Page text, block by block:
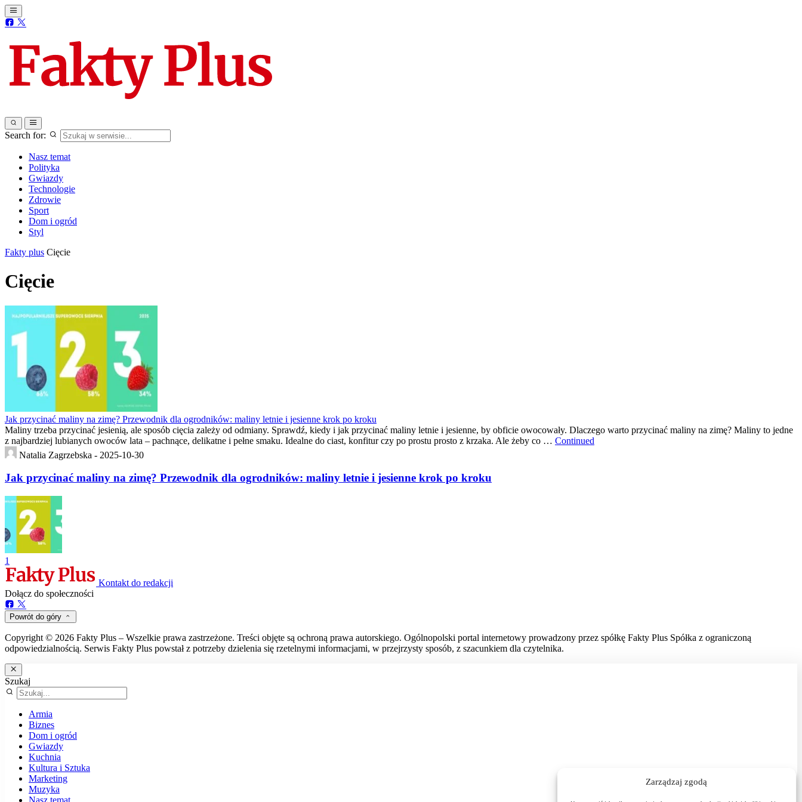
Zarządzaj zgodą
Search for:
Nasz temat
Polityka
Gwiazdy
Technologie
Zdrowie
Sport
Dom i ogród
Styl
Fakty plus Cięcie
Cięcie
Jak przycinać maliny na zimę? Przewodnik dla ogrodników: maliny letnie i jesienne krok po kroku
Maliny trzeba przycinać jesienią, ale sposób cięcia zależy od odmiany. Sprawdź, kiedy i jak przycinać maliny letnie i jesienne, by obficie owocowały. Dlaczego warto przycinać maliny na zimę? Maliny to jedne
z najbardziej lubianych owoców lata – pachnące, delikatne i pełne smaku. Idealne do ciast, konfitur czy po prostu prosto z krzaka. Ale żeby co … Continued
Natalia Zagrzebska - 2025-10-30
Jak przycinać maliny na zimę? Przewodnik dla ogrodników: maliny letnie i jesienne krok po kroku
1
Kontakt do redakcji
Dołącz do społeczności
Powrót do góry
Copyright © 2026 Fakty Plus – Wszelkie prawa zastrzeżone. Treści objęte są ochroną prawa autorskiego. Ogólnopolski portal internetowy prowadzony przez spółkę Fakty Plus Spółka z ograniczoną
odpowiedzialnością. Serwis Fakty Plus powstał z potrzeby dzielenia się rzetelnymi informacjami, w przejrzysty sposób, z szacunkiem dla czytelnika.
Szukaj
Armia
Biznes
Dom i ogród
Gwiazdy
Kuchnia
Kultura i Sztuka
Marketing
Muzyka